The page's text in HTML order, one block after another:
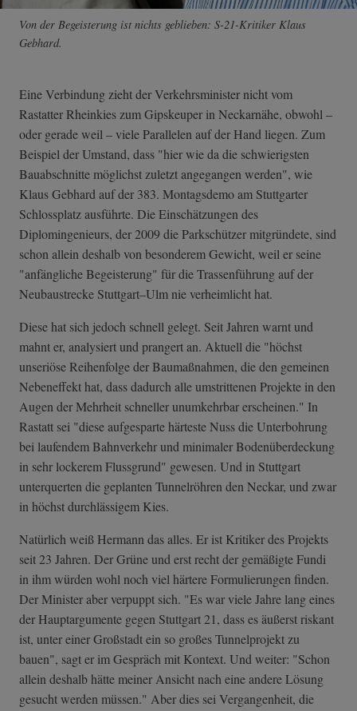
Von der Begeisterung ist nichts geblieben: S-21-Kritiker Klaus
Gebhard.
Eine Verbindung zieht der Verkehrsminister nicht vom
Rastatter Rheinkies zum Gipskeuper in Neckarnähe, obwohl –
oder gerade weil – viele Parallelen auf der Hand liegen. Zum
Beispiel der Umstand, dass "hier wie da die schwierigsten
Bauabschnitte möglichst zuletzt angegangen werden", wie
Klaus Gebhard auf der 383. Montagsdemo am Stuttgarter
Schlossplatz ausführte. Die Einschätzungen des
Diplomingenieurs, der 2009 die Parkschützer mitgründete, sind
schon allein deshalb von besonderem Gewicht, weil er seine
"anfängliche Begeisterung" für die Trassenführung auf der
Neubaustrecke Stuttgart–Ulm nie verheimlicht hat.
Diese hat sich jedoch schnell gelegt. Seit Jahren warnt und
mahnt er, analysiert und prangert an. Aktuell die "höchst
unseriöse Reihenfolge der Baumaßnahmen, die den gemeinen
Nebeneffekt hat, dass dadurch alle umstrittenen Projekte in den
Augen der Mehrheit schneller unumkehrbar erscheinen." In
Rastatt sei "diese aufgesparte härteste Nuss die Unterbohrung
bei laufendem Bahnverkehr und minimaler Bodenüberdeckung
in sehr lockerem Flussgrund" gewesen. Und in Stuttgart
unterquerten die geplanten Tunnelröhren den Neckar, und zwar
in höchst durchlässigem Kies.
Natürlich weiß Hermann das alles. Er ist Kritiker des Projekts
seit 23 Jahren. Der Grüne und erst recht der gemäßigte Fundi
in ihm würden wohl noch viel härtere Formulierungen finden.
Der Minister aber verpuppt sich. "Es war viele Jahre lang eines
der Hauptargumente gegen Stuttgart 21, dass es äußerst riskant
ist, unter einer Großstadt ein so großes Tunnelprojekt zu
bauen", sagt er im Gespräch mit Kontext. Und weiter: "Schon
allein deshalb hätte meiner Ansicht nach eine andere Lösung
gesucht werden müssen." Aber dies sei Vergangenheit, die